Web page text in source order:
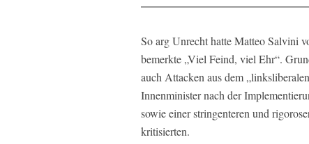
So arg Unrecht hatte Matteo Salvini
bemerkte „Viel Feind, viel Ehr“.
auch Attacken aus dem
Innenminister nach der
sowie einer stringenteren und
kritisierten.